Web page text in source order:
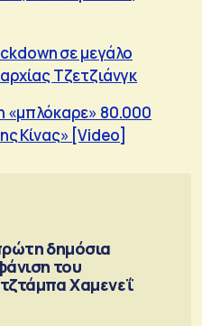
σε μεγάλο
Tζετζιάνγκ
«μπλόκαρε» 80.000
Κίνας» [Video]
δημόσια
του
Χαμενεΐ